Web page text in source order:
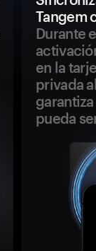
Tangem
Durante
en la
privada
pueda